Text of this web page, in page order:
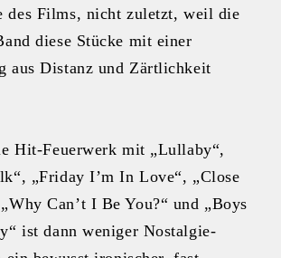
des Films, nicht zuletzt, weil die
diese Stücke mit einer
aus Distanz und Zärtlichkeit
Hit‑Feuerwerk mit „Lullaby“,
„Friday I’m In Love“, „Close
Can’t I Be You?“ und „Boys
ist dann weniger Nostalgie-